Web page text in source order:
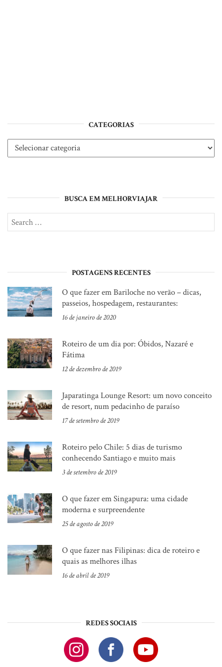
CATEGORIAS
Categorias
BUSCA EM MELHORVIAJAR
Search
for:
POSTAGENS RECENTES
O que fazer em Bariloche no verão – dicas,
passeios, hospedagem, restaurantes:
16 de janeiro de 2020
Roteiro de um dia por: Óbidos, Nazaré e
Fátima
12 de dezembro de 2019
Japaratinga Lounge Resort: um novo conceito
de resort, num pedacinho de paraíso
17 de setembro de 2019
Roteiro pelo Chile: 5 dias de turismo
conhecendo Santiago e muito mais
3 de setembro de 2019
O que fazer em Singapura: uma cidade
moderna e surpreendente
25 de agosto de 2019
O que fazer nas Filipinas: dica de roteiro e
quais as melhores ilhas
16 de abril de 2019
REDES SOCIAIS